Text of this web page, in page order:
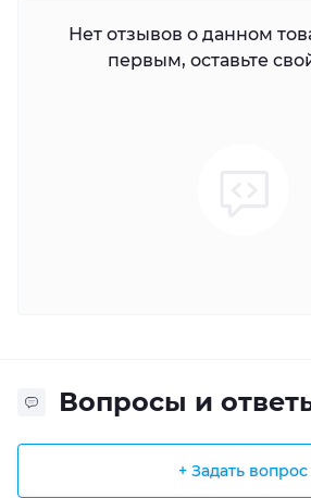
Нет отзывов о данном
первым, оставьте
Вопросы и
+ Задать вопрос